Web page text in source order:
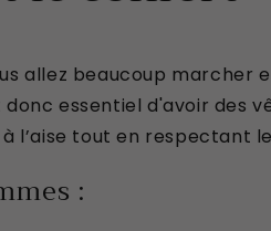
allez beaucoup marcher
essentiel d'avoir des
l’aise tout en respectant
: